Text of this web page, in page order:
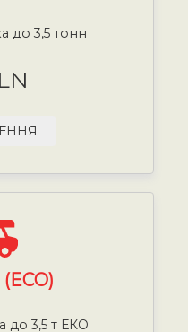
до 3,5 тонн
до 3,5 т ЕКО